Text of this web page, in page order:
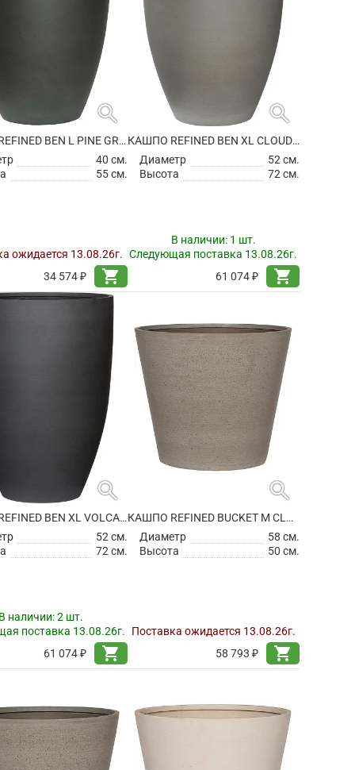
search
КАШПО REFINED BEN L PINE GREEN
40 см.
55 см.
ожидается 13.08.26г.
34 574 ₽
shopping_cart
search
КАШПО REFINED BEN XL CLOUDED GREY
Диаметр
52 см.
Высота
72 см.
В наличии: 1 шт.
Следующая поставка 13.08.26г.
61 074 ₽
shopping_cart
search
КАШПО REFINED BEN XL VOLCANO BLACK
52 см.
72 см.
наличии:2 шт.
поставка 13.08.26г.
61 074 ₽
shopping_cart
search
КАШПО REFINED BUCKET M CLOUDED GREY
Диаметр
58 см.
Высота
50 см.
Поставка ожидается 13.08.26г.
58 793 ₽
shopping_cart